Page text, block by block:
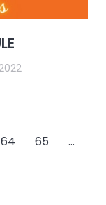
64 65
…